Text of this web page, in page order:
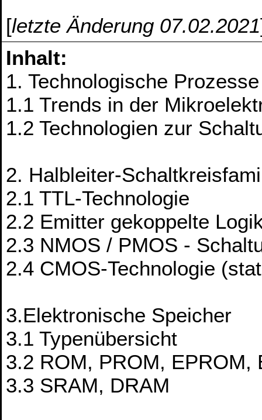
[letzte Änderung 07.02.2021
Inhalt:
1. Technologische
1.1 Trends in der
1.2 Technologien zur
2. Halbleiter-
2.1 TTL-Technologie
2.2 Emitter gekoppelte
2.3 NMOS / PMOS -
2.4 CMOS-Technologie
3.Elektronische Speicher
3.1 Typenübersicht
3.2 ROM, PROM, EPROM,
3.3 SRAM, DRAM